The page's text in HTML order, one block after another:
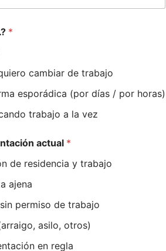
*
cambiar de trabajo
esporádica (por días / por horas)
trabajo a la vez
actual *
de residencia y trabajo
ajena
permiso de trabajo
asilo, otros)
en regla